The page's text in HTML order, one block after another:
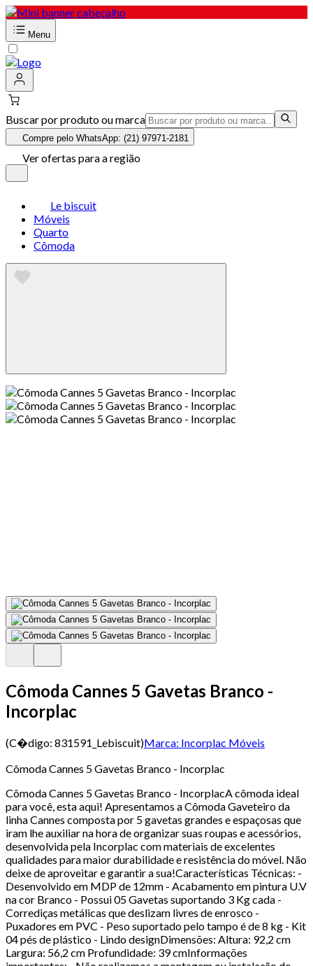
Menu
Buscar por produto ou marca
Compre pelo WhatsApp: (21) 97971-2181
Ver ofertas para a região
Le biscuit
Móveis
Quarto
Cômoda
Cômoda Cannes 5 Gavetas Branco -
Incorplac
(C�digo: 831591_Lebiscuit)Marca: Incorplac Móveis
Cômoda Cannes 5 Gavetas Branco - Incorplac
Cômoda Cannes 5 Gavetas Branco - IncorplacA cômoda ideal
para você, esta aqui! Apresentamos a Cômoda Gaveteiro da
linha Cannes composta por 5 gavetas grandes e espaçosas que
iram lhe auxiliar na hora de organizar suas roupas e acessórios,
desenvolvida pela Incorplac com materiais de excelentes
qualidades para maior durabilidade e resistência do móvel. Não
deixe de aproveitar e garantir a sua!Características Técnicas: -
Desenvolvido em MDP de 12mm - Acabamento em pintura U.V
na cor Branco - Possui 05 Gavetas suportando 3 Kg cada -
Corrediças metálicas que deslizam livres de enrosco -
Puxadores em PVC - Peso suportado pelo tampo é de 8 kg - Kit
04 pés de plástico - Lindo designDimensões: Altura: 92,2 cm
Largura: 56,2 cm Profundidade: 39 cmInformações